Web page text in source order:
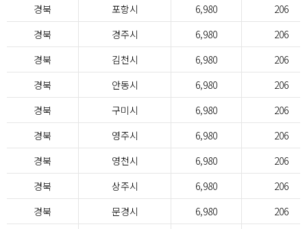
경북
포항시 6,980
206
경북
경주시 6,980
206
경북
김천시 6,980
206
경북
안동시 6,980
206
경북
구미시 6,980
206
경북
영주시 6,980
206
경북
영천시 6,980
206
경북
상주시 6,980
206
경북
문경시 6,980
206